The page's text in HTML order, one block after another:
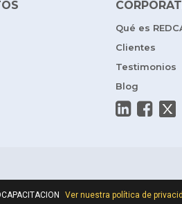
Qué es
Clientes
Testimonios
Blog
Ver nuestra política de